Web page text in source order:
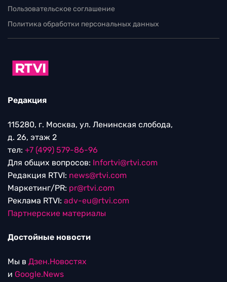
Пользовательское соглашение
Политика обработки персональных данных
Редакция
115280, г. Москва, ул. Ленинская слобода,
д. 26, этаж 2
тел: +7 (499) 579-86-96
Для общих вопросов: Infortvi@rtvi.com
Редакция RTVI: news@rtvi.com
Маркетинг/PR: pr@rtvi.com
Реклама RTVI: adv-eu@rtvi.com
Партнерские материалы
Достойные новости
Мы в Дзен.Новостях
и Google.News